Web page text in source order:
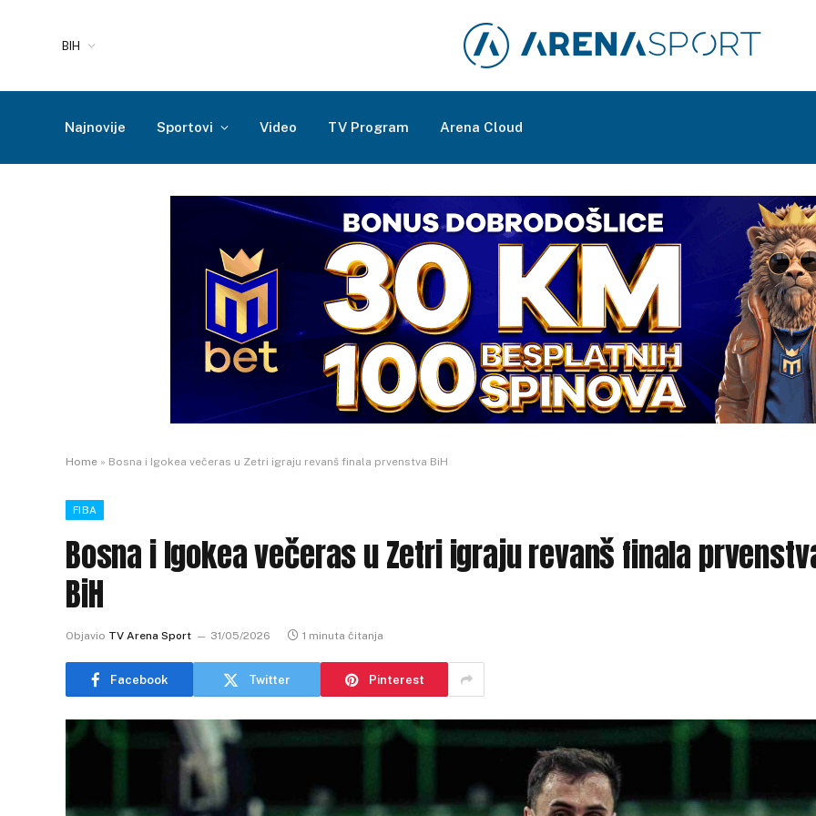
BIH
Najnovije Sportovi Video TV Program Arena Cloud
Home » Bosna i Igokea večeras u Zetri igraju revanš finala prvenstva BiH
FIBA
Bosna i Igokea večeras u Zetri igraju revanš finala
BiH
Objavio TV Arena Sport 31/05/2026 1 minuta čitanja
Facebook Twitter Pinterest